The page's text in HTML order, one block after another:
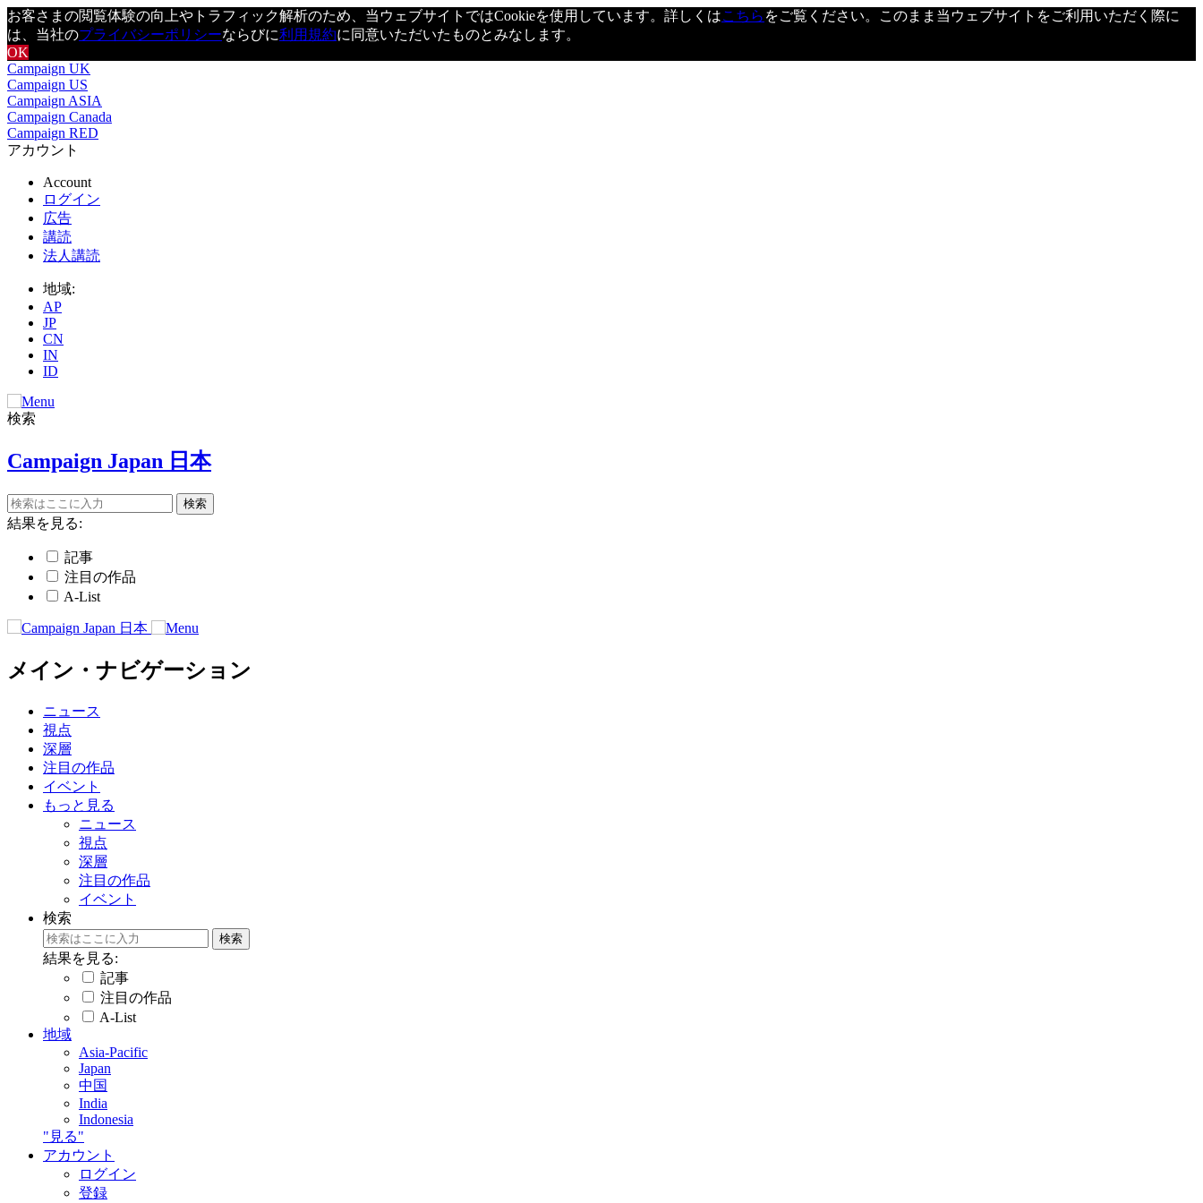
お客さまの閲覧体験の向上やトラフィック解析のため、当ウェブサイトではCookieを使用しています。詳しくはこちら をご覧ください。このまま当ウェブサイトをご利用いただく際に
は、当社のプライバシーポリシーならびに利用規約に同意いただいたものとみなします。
OK
Campaign UK
Campaign US
Campaign ASIA
Campaign Canada
Campaign RED
アカウント
Account
ログイン
広告
講読
法人講読
地域:
AP
JP
CN
IN
ID
検索
Campaign Japan 日本
結果を見る:
記事
注目の作品
A-List
メイン・ナビゲーション
ニュース
視点
深層
注目の作品
イベント
もっと見る
ニュース
視点
深層
注目の作品
イベント
検索
結果を見る:
記事
注目の作品
A-List
地域
Asia-Pacific
Japan
中国
India
Indonesia
"見る"
アカウント
ログイン
登録